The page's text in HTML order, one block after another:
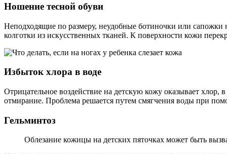
Ношение тесной обуви
Неподходящие по размеру, неудобные ботиночки или
колготки из искусственных тканей. К поверхности кожи
Избыток хлора в воде
Отрицательное воздействие на детскую кожу оказывает
отмирание. Проблема решается путем смягчения воды при
Гельминтоз
Облезание кожицы на детских пяточках может быть